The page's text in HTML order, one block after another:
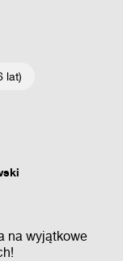
lat)
na wyjątkowe